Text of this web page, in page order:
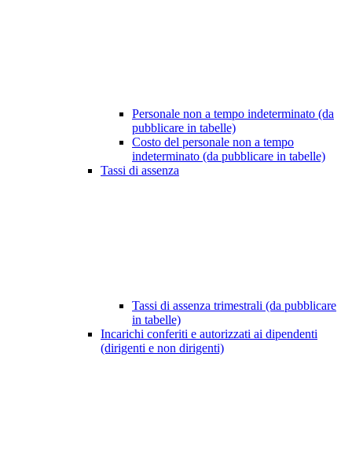
Personale non a tempo indeterminato (da
pubblicare in tabelle)
Costo del personale non a tempo
indeterminato (da pubblicare in tabelle)
Tassi di assenza
Tassi di assenza trimestrali (da pubblicare
in tabelle)
Incarichi conferiti e autorizzati ai dipendenti
(dirigenti e non dirigenti)